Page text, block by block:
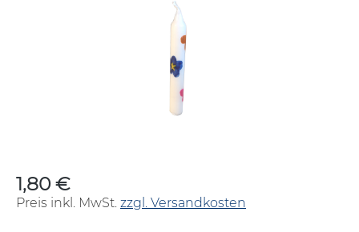
Regulärer Preis:
1,80 €
Preis inkl. MwSt. zzgl. Versandkosten